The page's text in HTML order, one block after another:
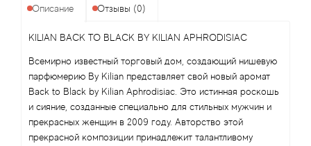
Описание Отзывы (0)
KILIAN BACK TO BLACK BY KILIAN APHRODISIAC
Всемирно известный торговый дом, создающий нишевую
парфюмерию By Kilian представляет свой новый аромат
Back to Black by Kilian Aphrodisiac. Это истинная роскошь
и сияние, созданные специально для стильных мужчин и
прекрасных женщин в 2009 году. Авторство этой
прекрасной композиции принадлежит талантливому
Anne Fontaine
Annick Goutal
Antonia's Flowers
Antonio Banderas